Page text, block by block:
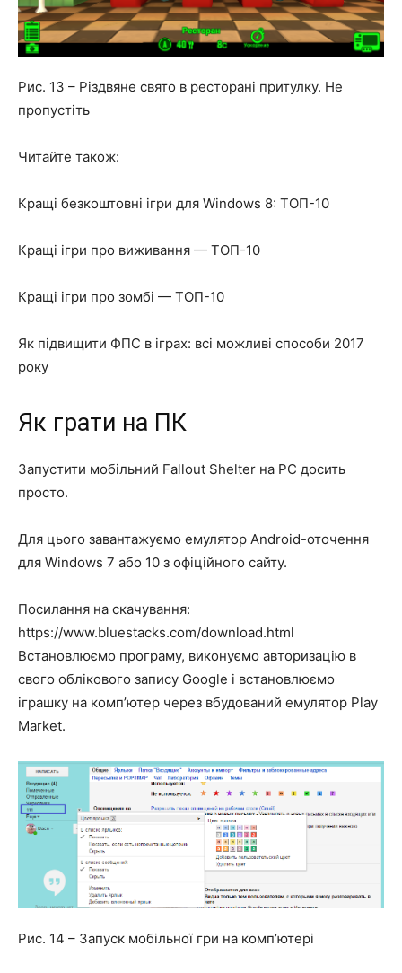
Рис. 13 – Різдвяне свято в ресторані притулку. Не
пропустіть
Читайте також:
Кращі безкоштовні ігри для Windows 8: ТОП-10
Кращі ігри про виживання — ТОП-10
Кращі ігри про зомбі — ТОП-10
Як підвищити ФПС в іграх: всі можливі способи 2017
року
Як грати на ПК
Запустити мобільний Fallout Shelter на PC досить
просто.
Для цього завантажуємо емулятор Android-оточення
для Windows 7 або 10 з офіційного сайту.
Посилання на скачування:
https://www.bluestacks.com/download.html
Встановлюємо програму, виконуємо авторизацію в
свого облікового запису Google і встановлюємо
іграшку на комп’ютер через вбудований емулятор Play
Market.
Рис. 14 – Запуск мобільної гри на комп’ютері